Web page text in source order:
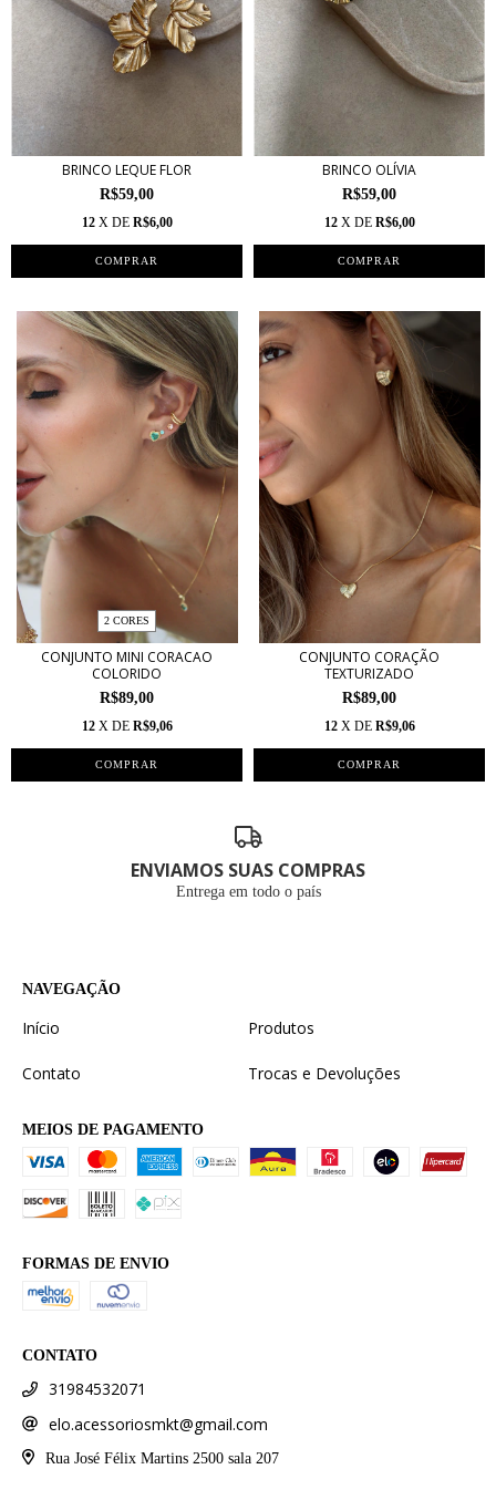
BRINCO LEQUE FLOR
R$59,00
12 X DE R$6,00
BRINCO OLÍVIA
R$59,00
12 X DE R$6,00
2 CORES
CONJUNTO MINI CORACAO
COLORIDO
R$89,00
12 X DE R$9,06
COMPRAR
CONJUNTO CORAÇÃO
TEXTURIZADO
R$89,00
12 X DE R$9,06
ENVIAMOS SUAS COMPRAS
Entrega em todo o país
NAVEGAÇÃO
Início Produtos
Contato Trocas e Devoluções
MEIOS DE PAGAMENTO
FORMAS DE ENVIO
CONTATO
31984532071
elo.acessoriosmkt@gmail.com
Rua José Félix Martins 2500 sala 207